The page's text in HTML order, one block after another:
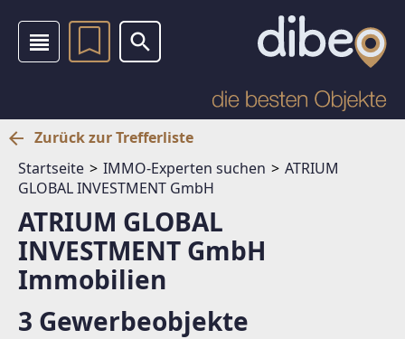
Zurück zur Trefferliste
Startseite
IMMO-Experten suchen
ATRIUM
GLOBAL INVESTMENT GmbH
ATRIUM GLOBAL
INVESTMENT GmbH
Immobilien
3 Gewerbeobjekte